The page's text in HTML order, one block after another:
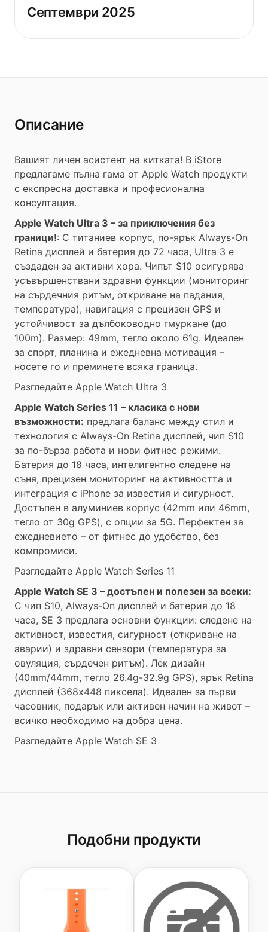
Септември 2025
Описание
Вашият личен асистент на китката! В iStore
предлагаме пълна гама от Apple Watch продукти
с експресна доставка и професионална
консултация.
Apple Watch Ultra 3 – за приключения без
граници!: С титаниев корпус, по-ярък Always-On
Retina дисплей и батерия до 72 часа, Ultra 3 е
създаден за активни хора. Чипът S10 осигурява
усъвършенствани здравни функции (мониторинг
на сърдечния ритъм, откриване на падания,
температура), навигация с прецизен GPS и
устойчивост за дълбоководно гмуркане (до
100m). Размер: 49mm, тегло около 61g. Идеален
за спорт, планина и ежедневна мотивация –
носете го и преминете всяка граница.
Разгледайте Apple Watch Ultra 3
Apple Watch Series 11 – класика с нови
възможности: предлага баланс между стил и
технология с Always-On Retina дисплей, чип S10
за по-бърза работа и нови фитнес режими.
Батерия до 18 часа, интелигентно следене на
съня, прецизен мониторинг на активността и
интеграция с iPhone за известия и сигурност.
Достъпен в алуминиев корпус (42mm или 46mm,
тегло от 30g GPS), с опции за 5G. Перфектен за
ежедневието – от фитнес до удобство, без
компромиси.
Разгледайте Apple Watch Series 11
Apple Watch SE 3 – достъпен и полезен за всеки:
С чип S10, Always-On дисплей и батерия до 18
часа, SE 3 предлага основни функции: следене на
активност, известия, сигурност (откриване на
аварии) и здравни сензори (температура за
овуляция, сърдечен ритъм). Лек дизайн
(40mm/44mm, тегло 26.4g-32.9g GPS), ярък Retina
дисплей (368x448 пиксела). Идеален за първи
часовник, подарък или активен начин на живот –
всичко необходимо на добра цена.
Разгледайте Apple Watch SE 3
Подобни продукти